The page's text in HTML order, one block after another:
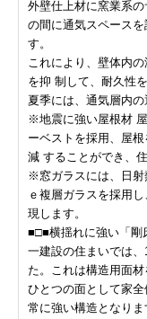
外壁仕上材に窯業系
の間に通気スペース
す。
これにより、壁体内
を抑 制して、耐久性
夏季には、通気層内
※地震に強い屋根材
ーベストを採用、屋
減 することができ、
※窓ガラスには、日射
ｅ複層ガラスを採用
現します。
■□■横揺れに強い「剛
一建設の住まいでは
た。これは構造用面
ひとつの面として家
常に強い構造となりま